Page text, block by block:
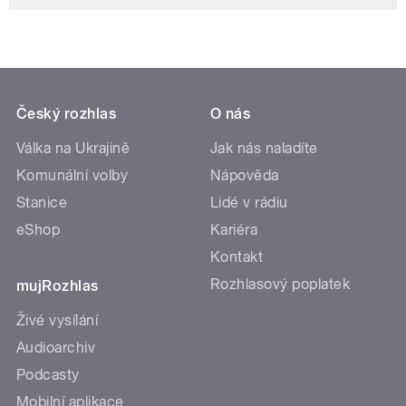
Český rozhlas
Válka na Ukrajině
Komunální volby
Stanice
eShop
mujRozhlas
Živé vysílání
Audioarchiv
Podcasty
Mobilní aplikace
O nás
Jak nás naladíte
Nápověda
Lidé v rádiu
Kariéra
Kontakt
Rozhlasový poplatek